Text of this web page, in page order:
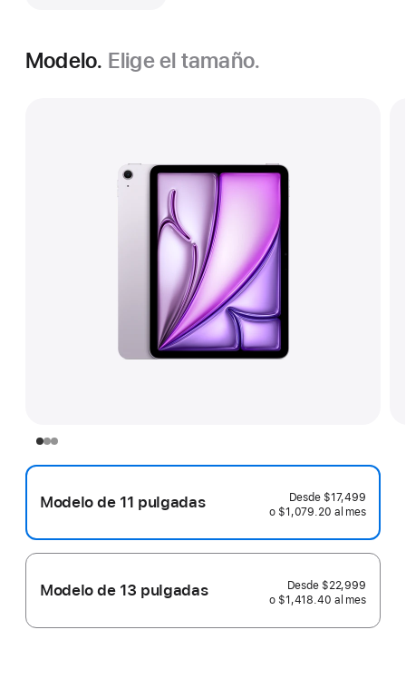
Modelo. Elige el tamaño.
Modelo de 11 pulgadas Desde $17,499
o $1,079.20 al mes
Modelo de 13 pulgadas Desde $22,999
o $1,418.40 al mes